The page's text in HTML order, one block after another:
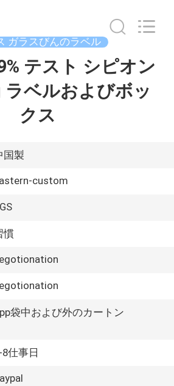
ガラスびんのラベル
テスト シピオン
ラベルおよびボッ
クス
国製
custom
慣
袋中および外のカートン
8仕事日